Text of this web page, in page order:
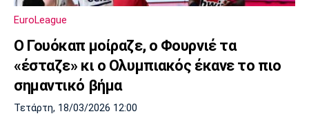
EuroLeague
Ο Γουόκαπ μοίραζε, ο Φουρνιέ τα
«έσταζε» κι ο Ολυμπιακός έκανε το πιο
σημαντικό βήμα
Τετάρτη, 18/03/2026 12:00